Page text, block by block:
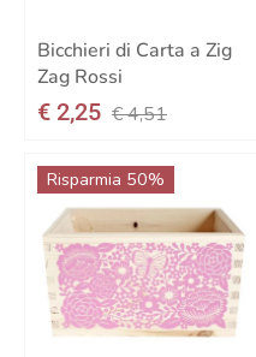
Bicchieri di Carta a Zig
Zag Rossi
€ 2,25 € 4,51
Risparmia 50%